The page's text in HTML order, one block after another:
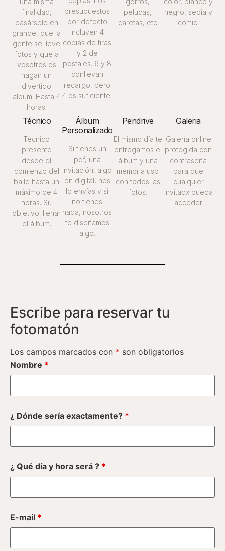
finalidad,
pasárselo en
grande, que la
gente se lleve
fotos y que a
vosotros os
hagan un
divertido
álbum. Hasta 4
horas.
presupuestos
por defecto
incluyen 4
copias de tiras
y 2 de
postales. 6 y 8
conllevan
recargo, pero
4 es suficiente.
pelucas,
caretas, etc
negro, sepia y
cómic.
Técnico
Técnico
presente
desde el
comienzo del
baile hasta un
máximo de 4
horas. Su
objetivo: llenar
el álbum.
Álbum
Personalizado
Si tienes un
pdf, una
invitación, algo
en digital, nos
lo envías y si
no tienes
nada, nosotros
te diseñamos
algo.
Pendrive
El mismo día te
entregamos el
álbum y una
memoria usb
con todos las
fotos.
Galeria
Galería online
protegida con
contraseña
para que
cualquier
invitadx pueda
acceder
Escribe para reservar tu
fotomatón
Los campos marcados con * son obligatorios
Nombre *
¿ Dónde sería exactamente? *
¿ Qué día y hora será ? *
E-mail *